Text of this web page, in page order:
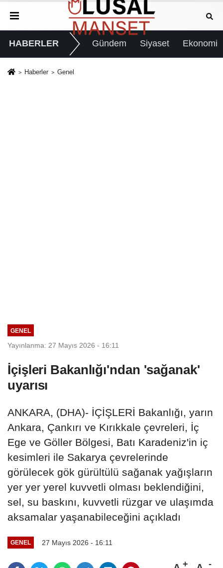
HABERLER Gündem Siyaset Ekonomi
Haberler Genel
GENEL
Yayınlanma: 27 Mayıs 2026 - 16:11
İçişleri Bakanlığı'ndan 'sağanak'
uyarısı
ANKARA, (DHA)- İÇİŞLERİ Bakanlığı, yarın
Ankara, Çankırı ve Kırıkkale çevreleri, İç
Ege ve Göller Bölgesi, Batı Karadeniz'in iç
kesimleri ile Sakarya çevrelerinde
görülecek gök gürültülü sağanak yağışların
yer yer yerel kuvvetli olması beklendiğini,
sel, su baskını, kuvvetli rüzgar ve ulaşımda
aksamalar yaşanabileceğini açıkladı
GENEL 27 Mayıs 2026 - 16:11